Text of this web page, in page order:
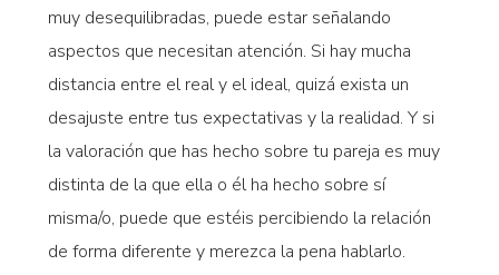
muy desequilibradas, puede estar señalando
aspectos que necesitan atención. Si hay mucha
distancia entre el real y el ideal, quizá exista un
desajuste entre tus expectativas y la realidad. Y si
la valoración que has hecho sobre tu pareja es muy
distinta de la que ella o él ha hecho sobre sí
misma/o, puede que estéis percibiendo la relación
de forma diferente y merezca la pena hablarlo.